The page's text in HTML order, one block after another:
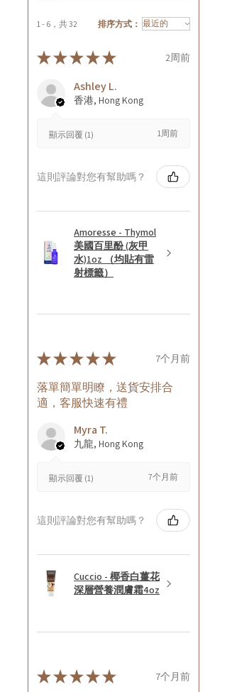
1 - 6，共 32 排序方式：
★★★★★ 2周前
Ashley L.
香港, Hong Kong
顯示回覆 (1) 1周前
這則評論對您有幫助嗎？
Amoresse - Thymol
美國百里酚 (灰甲
水)1oz （均貼有雷
射標籤）
★★★★★ 7个月前
落單簡單明瞭，送貨安排合
適，客服快速有禮
Myra T.
九龍, Hong Kong
顯示回覆 (1) 7个月前
這則評論對您有幫助嗎？
Cuccio - 椰香白薑花
深層營養潤膚霜4oz
★★★★★ 7个月前